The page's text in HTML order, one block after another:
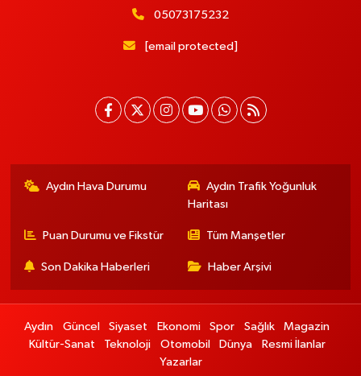
05073175232
[email protected]
Aydın Hava Durumu
Aydın Trafik Yoğunluk
Haritası
Puan Durumu ve Fikstür Tüm Manşetler
Son Dakika Haberleri Haber Arşivi
Aydın Güncel Siyaset Ekonomi Spor Sağlık
Magazin
Kültür-Sanat
Teknoloji Otomobil Dünya
Resmi İlanlar
Yazarlar